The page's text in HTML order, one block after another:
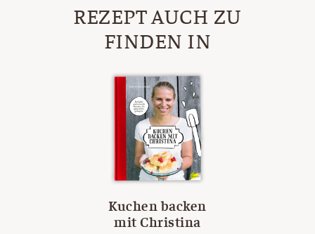
REZEPT AUCH ZU
FINDEN IN
Kuchen backen
mit Christina